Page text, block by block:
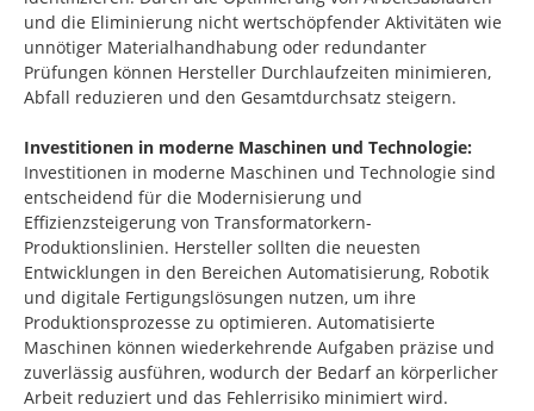
und die Eliminierung nicht wertschöpfender Aktivitäten wie
unnötiger Materialhandhabung oder redundanter
Prüfungen können Hersteller Durchlaufzeiten minimieren,
Abfall reduzieren und den Gesamtdurchsatz steigern.
Investitionen in moderne Maschinen und Technologie:
Investitionen in moderne Maschinen und Technologie sind
entscheidend für die Modernisierung und
Effizienzsteigerung von Transformatorkern-
Produktionslinien. Hersteller sollten die neuesten
Entwicklungen in den Bereichen Automatisierung, Robotik
und digitale Fertigungslösungen nutzen, um ihre
Produktionsprozesse zu optimieren. Automatisierte
Maschinen können wiederkehrende Aufgaben präzise und
zuverlässig ausführen, wodurch der Bedarf an körperlicher
Arbeit reduziert und das Fehlerrisiko minimiert wird.